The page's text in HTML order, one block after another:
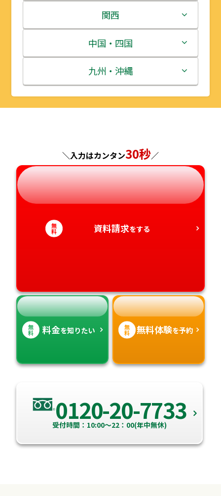
岩手県
宮城県
秋田県
山形県
栃木県
群馬県
埼玉県
千葉県
神奈川県
新潟県
富山県
石川県
福井県
長野県
岐阜県
静岡県
愛知県
関西
三重県
滋賀県
京都府
兵庫県
奈良県
和歌山県
中国・四国
鳥取県
島根県
広島県
山口県
徳島県
香川県
高知県
九州・沖縄
福岡県
長崎県
熊本県
大分県
宮崎県
沖縄県
＼入力はカンタン30秒／
無
料 資料請求をする
無
料 料金を知りたい 無
料 無料体験を予約
0120-20-7733
受付時間：10:00～22：00(年中無休)